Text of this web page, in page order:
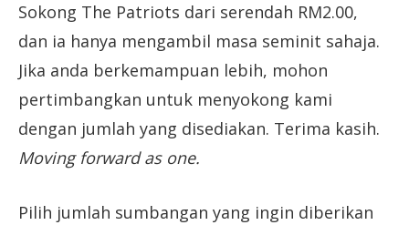
Sokong The Patriots dari serendah RM2.00,
dan ia hanya mengambil masa seminit sahaja.
Jika anda berkemampuan lebih, mohon
pertimbangkan untuk menyokong kami
dengan jumlah yang disediakan. Terima kasih.
Moving forward as one.
Pilih jumlah sumbangan yang ingin diberikan